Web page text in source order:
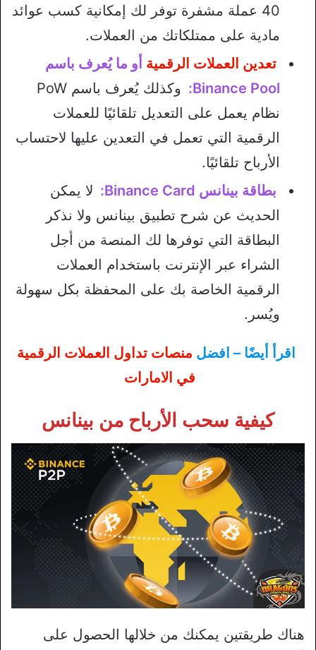
40 عملة مشفرة توفر لك إمكانية كسب عوائد
مادية على ممتلكاتك من العملات.
تعدين العملات الرقمية أو ما يُعرف باسم
Binance Pool:
وكذلك يُعرف باسم PoW
نظام يعمل على التعديل تلقائيًا للعملات
الرقمية التي تعمل في التعدين عليها لاحتساب
الأرباح تلقائيًا.
بطاقة بينانس Binance Card:
لا يمكن
الحديث عن شرح تطبيق بينانس ولا نذكر
البطاقة التي توفرها لك المنصة من أجل
الشراء عبر الإنترنت باستخدام العملات
الرقمية الخاصة بك على المحفظة بكل سهولة
ويُسر.
اقرأ أيضًا – افضل منصات تداول العملات الرقمية
في الامارات
كيفية سحب الأرباح من بينانس
هناك طريقتين يمكنك من خلالها الحصول على